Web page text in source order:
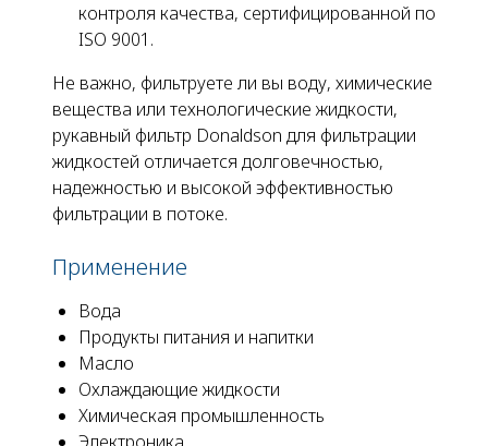
контроля качества, сертифицированной по
ISO 9001.
Не важно, фильтруете ли вы воду, химические
вещества или технологические жидкости,
рукавный фильтр Donaldson для фильтрации
жидкостей отличается долговечностью,
надежностью и высокой эффективностью
фильтрации в потоке.
Применение
Вода
Продукты питания и напитки
Масло
Охлаждающие жидкости
Химическая промышленность